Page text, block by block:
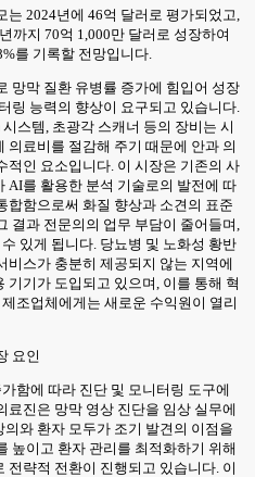
는 2024년에 46억 달러로 평가되었고,
까지 70억 1,000만 달러로 성장하여
를 기록할 전망입니다.
망막 질환 유병률 증가에 힘입어 성장
링 능력의 향상이 요구되고 있습니다.
스템, 초광각 스캐너 등의 장비는 시
의료비를 절감해 주기 때문에 안과 의
적인 요소입니다. 이 시장은 기존의 사
AI를 활용한 분석 기술로의 발전에 따
합함으로써 화질 향상과 소견의 표준
결과 전문의의 업무 부담이 줄어들며,
있게 됩니다. 당뇨병 및 노화성 황반
비스가 충분히 제공되지 않는 지역에
기가 도입되고 있으며, 이를 통해 혁
조업체에게는 새로운 수익원이 열리
요인
함에 따라 진단 및 모니터링 도구에
료진은 망막 영상 진단을 임상 실무에
와 환자 모두가 조기 발견의 이점을
높이고 환자 관리를 최적화하기 위해
전략적 전환이 진행되고 있습니다. 이